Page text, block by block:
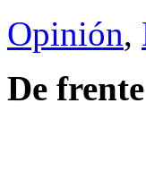
Opinión,
De